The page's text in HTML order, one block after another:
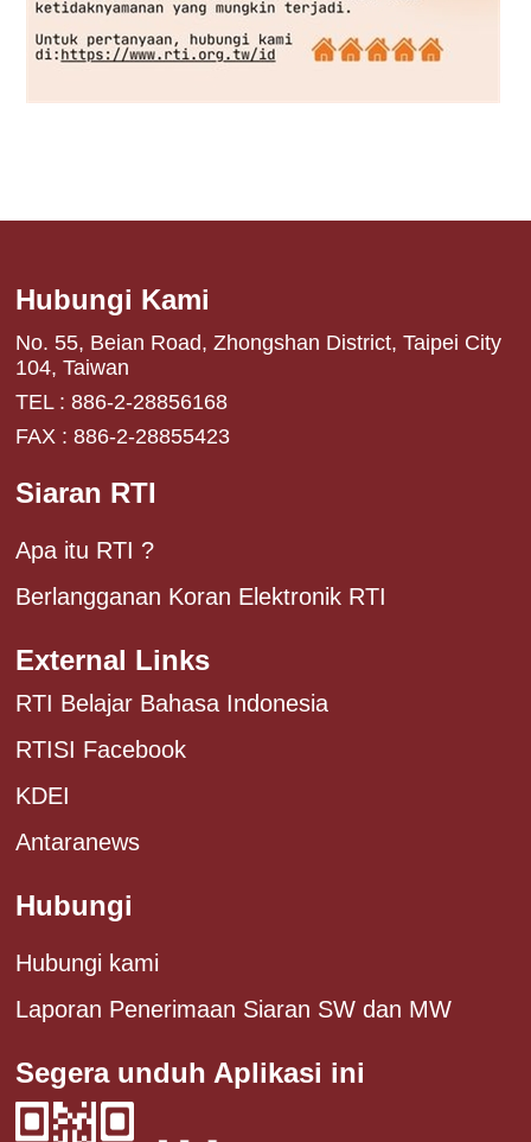
Hubungi Kami
No. 55, Beian Road, Zhongshan District, Taipei City
104, Taiwan
TEL : 886-2-28856168
FAX : 886-2-28855423
Siaran RTI
Apa itu RTI ?
Berlangganan Koran Elektronik RTI
External Links
RTI Belajar Bahasa Indonesia
RTISI Facebook
KDEI
Antaranews
Hubungi
Hubungi kami
Laporan Penerimaan Siaran SW dan MW
Segera unduh Aplikasi ini